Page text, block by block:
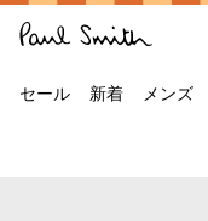
セール 新着 メンズ